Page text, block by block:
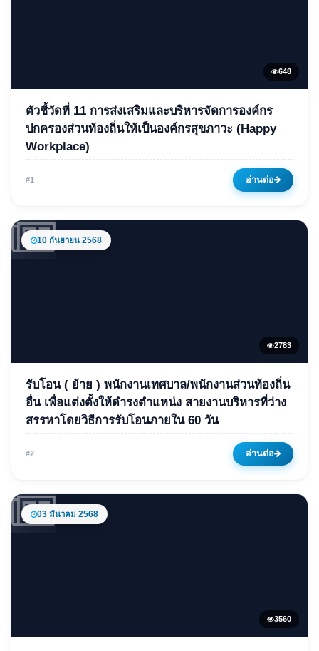
648
ตัวชี้วัดที่ 11 การส่งเสริมและ
บริหารจัดการองค์กรปกครอง
ส่วนท้องถิ่นให้เป็นองค์กรสุข
ภาวะ (Happy Workplace)
30 กันยายน 2568
ตัวชี้วัดที่ 11 การส่งเสริมและบริหารจัดการองค์กร
ปกครองส่วนท้องถิ่นให้เป็นองค์กรสุขภาวะ (Happy
Workplace)
#1 อ่านต่อ
10 กันยายน 2568
2783
รับโอน ( ย้าย ) พนักงาน
เทศบาล/พนักงานส่วนท้องถิ่นอื่น
เพื่อแต่งตั้งให้ดำรงตำแหน่ง สาย
งานบริหารที่ว่าง สรรหาโดยวิธี
การรับโอนภายใน 60 วัน
10 กันยายน 2568
รับโอน ( ย้าย ) พนักงานเทศบาล/พนักงานส่วนท้องถิ่น
อื่น เพื่อแต่งตั้งให้ดำรงตำแหน่ง สายงานบริหารที่ว่าง
สรรหาโดยวิธีการรับโอนภายใน 60 วัน
#2 อ่านต่อ
03 มีนาคม 2568
3560